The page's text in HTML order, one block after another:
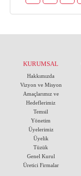
KURUMSAL
Hakkımızda
Vizyon ve Misyon
Amaçlarımız ve
Hedeflerimiz
Temsil
Yönetim
Üyelerimiz
Üyelik
Tüzük
Genel Kurul
Üretici Firmalar